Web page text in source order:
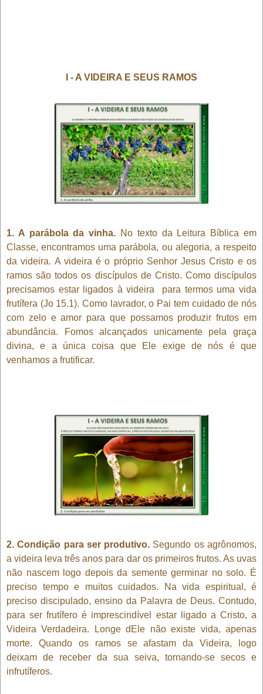
I - A VIDEIRA E SEUS RAMOS
1. A parábola da vinha. No texto da Leitura Bíblica em
Classe, encontramos uma parábola, ou alegoria, a respeito
da videira. A videira é o próprio Senhor Jesus Cristo e os
ramos são todos os discípulos de Cristo. Como discípulos
precisamos estar ligados à videira para termos uma vida
frutífera (Jo 15.1). Como lavrador, o Pai tem cuidado de nós
com zelo e amor para que possamos produzir frutos em
abundância. Fomos alcançados unicamente pela graça
divina, e a única coisa que Ele exige de nós é que
venhamos a frutificar.
2. Condição para ser produtivo. Segundo os agrônomos,
a videira leva três anos para dar os primeiros frutos. As uvas
não nascem logo depois da semente germinar no solo. É
preciso tempo e muitos cuidados. Na vida espiritual, é
preciso discipulado, ensino da Palavra de Deus. Contudo,
para ser frutífero é imprescindível estar ligado a Cristo, a
Videira Verdadeira. Longe dEle não existe vida, apenas
morte. Quando os ramos se afastam da Videira, logo
deixam de receber da sua seiva, tornando-se secos e
infrutíferos.